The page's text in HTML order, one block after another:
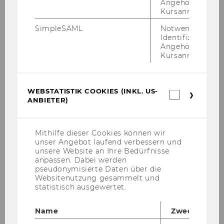
Teaching Services, WU Vienna
Petra Oberhuemer, Digital Teaching
Services, WU Vienna
Seamless Learning Conference 2025
Seamless Learning Conference 2024
Programme
Angehörige/r für
Kursanmeldung.
SimpleSAML
Notwendig zur
Identifizierung
Angehörige/r für
Kursanmeldung.
WEBSTATISTIK COOKIES (INKL. US-
ANBIETER)
Mithilfe dieser Cookies können wir
unser Angebot laufend verbessern und
unsere Website an Ihre Bedürfnisse
anpassen. Dabei werden
pseudonymisierte Daten über die
Websitenutzung gesammelt und
statistisch ausgewertet.
Name
Zweck